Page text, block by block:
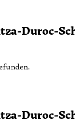
Duroc-
Duroc-